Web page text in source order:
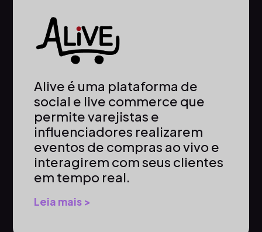
Alive é uma plataforma de
social e live commerce que
permite varejistas e
influenciadores realizarem
eventos de compras ao vivo e
interagirem com seus clientes
em tempo real.
Leia mais >